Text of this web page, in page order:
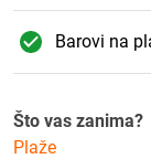
Barovi na
Što vas zanima?
Plaže